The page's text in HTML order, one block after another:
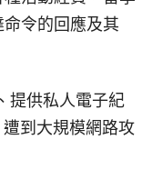
令的回應及其
提供私人電子紀
到大規模網路攻